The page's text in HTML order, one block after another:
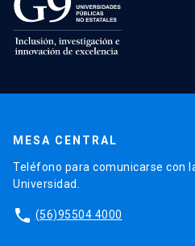
MESA CENTRAL
Teléfono para comunicarse con
Universidad.
phone (56)95504 4000